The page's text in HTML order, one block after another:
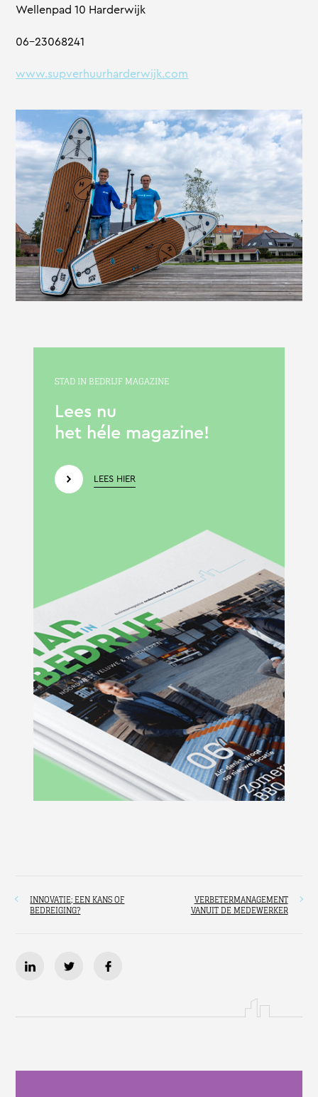
Wellenpad 10 Harderwijk
06-23068241
www.supverhuurharderwijk.com
STAD IN BEDRIJF MAGAZINE
Lees nu
het héle magazine!
LEES HIER
INNOVATIE; EEN KANS OF
BEDREIGING?
VERBETERMANAGEMENT
VANUIT DE MEDEWERKER